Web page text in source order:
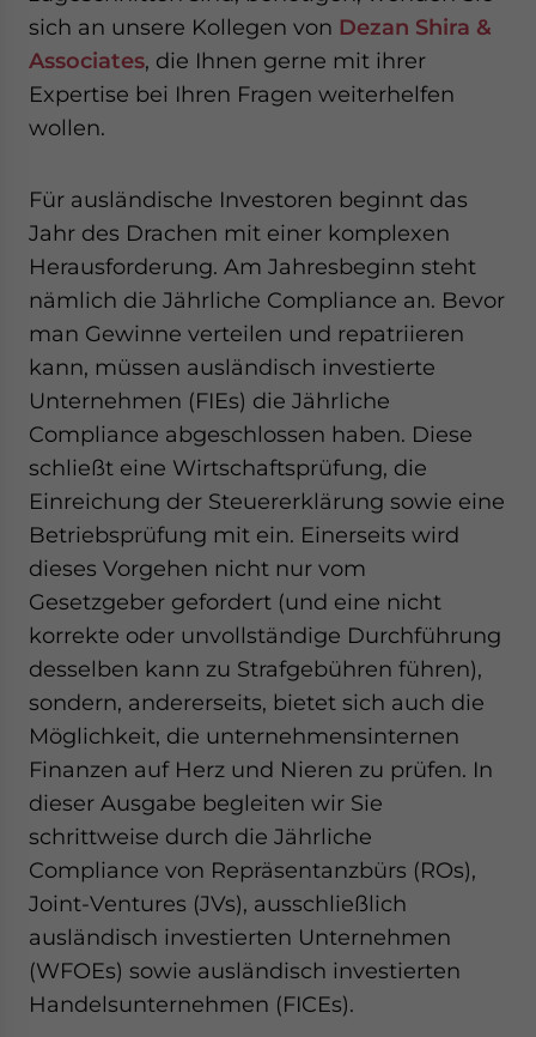
sich an unsere Kollegen von Dezan Shira &
Associates, die Ihnen gerne mit ihrer
Expertise bei Ihren Fragen weiterhelfen
wollen.
Für ausländische Investoren beginnt das
Jahr des Drachen mit einer komplexen
Herausforderung. Am Jahresbeginn steht
nämlich die Jährliche Compliance an. Bevor
man Gewinne verteilen und repatriieren
kann, müssen ausländisch investierte
Unternehmen (FIEs) die Jährliche
Compliance abgeschlossen haben. Diese
schließt eine Wirtschaftsprüfung, die
Einreichung der Steuererklärung sowie eine
Betriebsprüfung mit ein. Einerseits wird
dieses Vorgehen nicht nur vom
Gesetzgeber gefordert (und eine nicht
korrekte oder unvollständige Durchführung
desselben kann zu Strafgebühren führen),
sondern, andererseits, bietet sich auch die
Möglichkeit, die unternehmensinternen
Finanzen auf Herz und Nieren zu prüfen. In
dieser Ausgabe begleiten wir Sie
schrittweise durch die Jährliche
Compliance von Repräsentanzbürs (ROs),
Joint-Ventures (JVs), ausschließlich
ausländisch investierten Unternehmen
(WFOEs) sowie ausländisch investierten
Handelsunternehmen (FICEs).
website. Please send me business news and updates for